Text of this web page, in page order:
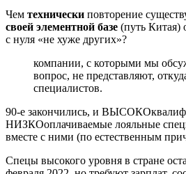
Чем технически повторение
своей элементной базе (путь Китая)
с нуля «не хуже других»?
компании, с которыми мы
вопрос, не представляют,
специалистов.
90-е закончились, и
НИЗКОоплачиваемые лояльные
вместе с ними (по естественным
Спецы высокого уровня в стране